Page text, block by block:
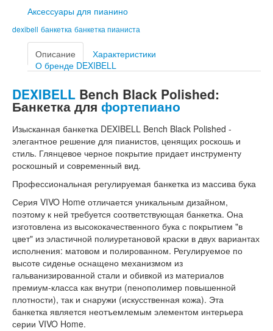
Аксессуары для пианино
dexibell банкетка банкетка пианиста
Описание
Характеристики
О бренде DEXIBELL
DEXIBELL Bench Black Polished:
Банкетка для фортепиано
Изысканная банкетка DEXIBELL Bench Black Polished -
элегантное решение для пианистов, ценящих роскошь и
стиль. Глянцевое черное покрытие придает инструменту
роскошный и современный вид.
Профессиональная регулируемая банкетка из массива бука
Серия VIVO Home отличается уникальным дизайном,
поэтому к ней требуется соответствующая банкетка. Она
изготовлена из высококачественного бука с покрытием "в
цвет" из эластичной полиуретановой краски в двух вариантах
исполнения: матовом и полированном. Регулируемое по
высоте сиденье оснащено механизмом из
гальванизированной стали и обивкой из материалов
премиум-класса как внутри (пенополимер повышенной
плотности), так и снаружи (искусственная кожа). Эта
банкетка является неотъемлемым элементом интерьера
серии VIVO Home.